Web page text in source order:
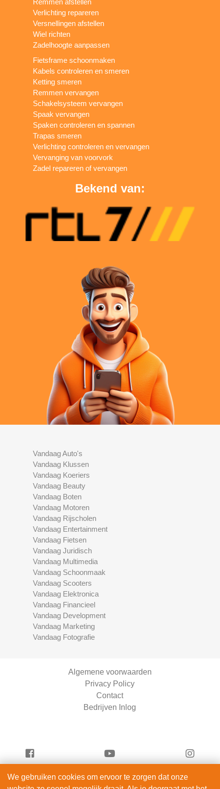
Verlichting repareren
Versnellingen afstellen
Wiel richten
Zadelhoogte aanpassen
Fietsframe schoonmaken
Kabels controleren en smeren
Ketting smeren
Remmen vervangen
Schakelsysteem vervangen
Spaak vervangen
Spaken controleren en spannen
Trapas smeren
Verlichting controleren en vervangen
Vervanging van voorvork
Zadel repareren of vervangen
Bekend van:
Vandaag Auto's
Vandaag Klussen
Vandaag Koeriers
Vandaag Beauty
Vandaag Boten
Vandaag Motoren
Vandaag Rijscholen
Vandaag Entertainment
Vandaag Fietsen
Vandaag Juridisch
Vandaag Multimedia
Vandaag Schoonmaak
Vandaag Scooters
Vandaag Elektronica
Vandaag Financieel
Vandaag Development
Vandaag Marketing
Vandaag Fotografie
Algemene voorwaarden
Privacy Policy
Contact
Bedrijven Inlog
Vandaag Fietsen is onderdeel van
We gebruiken cookies om ervoor te zorgen dat onze